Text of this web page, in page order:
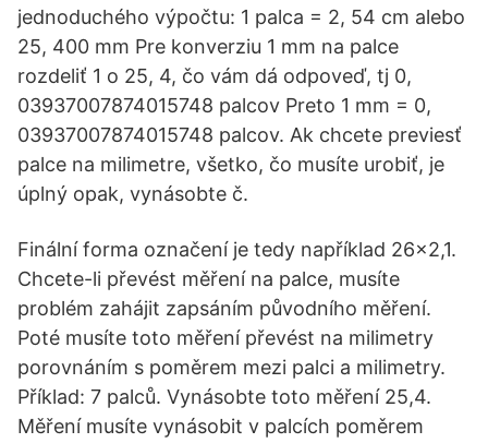
jednoduchého výpočtu: 1 palca = 2, 54 cm alebo
25, 400 mm Pre konverziu 1 mm na palce
rozdeliť 1 o 25, 4, čo vám dá odpoveď, tj 0,
03937007874015748 palcov Preto 1 mm = 0,
03937007874015748 palcov. Ak chcete previesť
palce na milimetre, všetko, čo musíte urobiť, je
úplný opak, vynásobte č.
Finální forma označení je tedy například 26x2,1.
Chcete-li převést měření na palce, musíte
problém zahájit zapsáním původního měření.
Poté musíte toto měření převést na milimetry
porovnáním s poměrem mezi palci a milimetry.
Příklad: 7 palců. Vynásobte toto měření 25,4.
Měření musíte vynásobit v palcích poměrem